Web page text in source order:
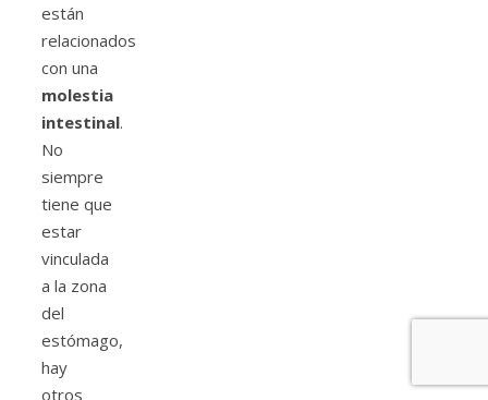
están
relacionados
con una
molestia
intestinal.
No
siempre
tiene que
estar
vinculada
a la zona
del
estómago,
hay
otros